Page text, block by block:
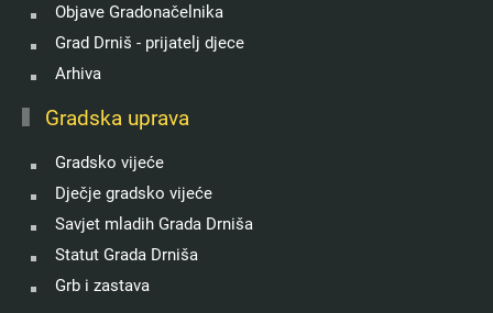
Objave Gradonačelnika
Grad Drniš - prijatelj djece
Arhiva
Gradska uprava
Gradsko vijeće
Dječje gradsko vijeće
Savjet mladih Grada Drniša
Statut Grada Drniša
Grb i zastava